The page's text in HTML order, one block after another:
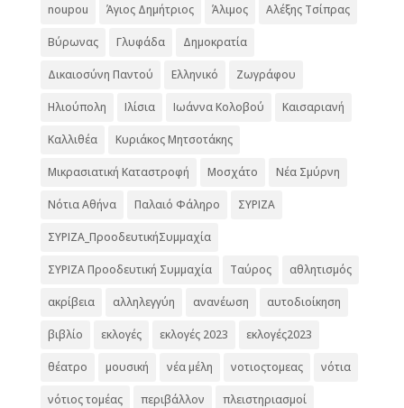
noupou Άγιος Δημήτριος Άλιμος Αλέξης Τσίπρας
Βύρωνας Γλυφάδα Δημοκρατία
Δικαιοσύνη Παντού Ελληνικό Ζωγράφου
Ηλιούπολη Ιλίσια Ιωάννα Κολοβού Καισαριανή
Καλλιθέα Κυριάκος Μητσοτάκης
Μικρασιατική Καταστροφή Μοσχάτο Νέα Σμύρνη
Νότια Αθήνα Παλαιό Φάληρο ΣΥΡΙΖΑ
ΣΥΡΙΖΑ_ΠροοδευτικήΣυμμαχία
ΣΥΡΙΖΑ Προοδευτική Συμμαχία Ταύρος αθλητισμός
ακρίβεια αλληλεγγύη ανανέωση αυτοδιοίκηση
βιβλίο εκλογές εκλογές 2023 εκλογές2023
θέατρο μουσική νέα μέλη νοτιοςτομεας νότια
νότιος τομέας περιβάλλον πλειστηριασμοί